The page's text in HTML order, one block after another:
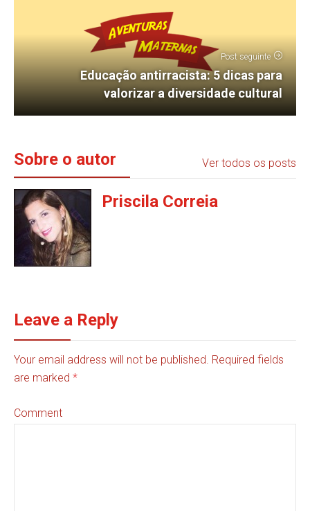
Post seguinte
Educação antirracista: 5 dicas para
valorizar a diversidade cultural
Sobre o autor Ver todos os posts
Priscila Correia
Leave a Reply
Your email address will not be published. Required fields
are marked *
Comment